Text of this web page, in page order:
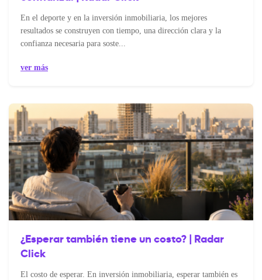
En el deporte y en la inversión inmobiliaria, los mejores
resultados se construyen con tiempo, una dirección clara y la
confianza necesaria para soste...
ver más
¿Esperar también tiene un costo? | Radar
Click
El costo de esperar. En inversión inmobiliaria, esperar también es